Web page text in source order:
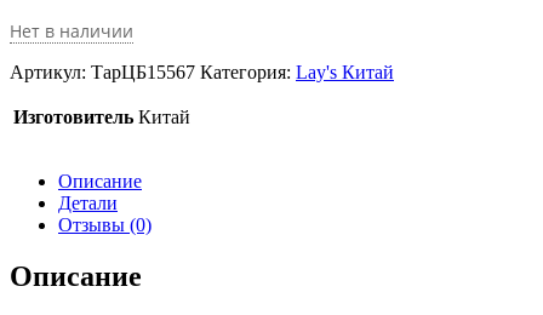
Нет в наличии
Артикул: ТарЦБ15567 Категория: Lay's Китай
Изготовитель Китай
Описание
Детали
Отзывы (0)
Описание